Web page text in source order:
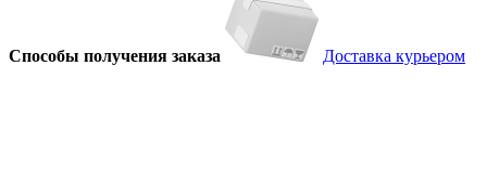
Способы получения заказа Доставка курьером